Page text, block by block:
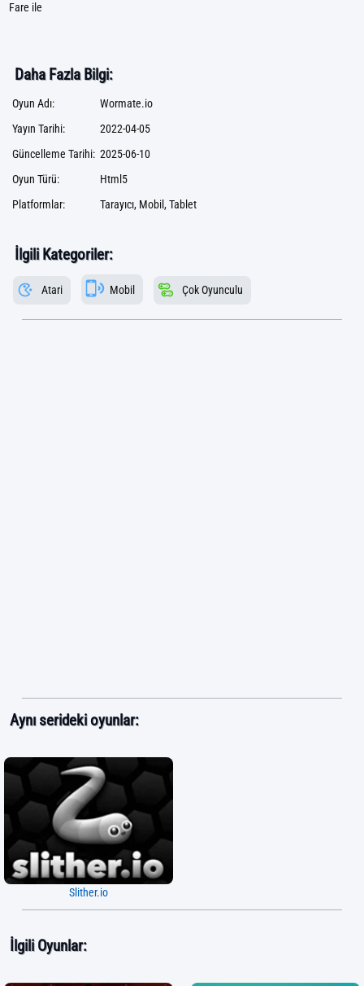
Fare ile
Daha Fazla Bilgi:
Oyun Adı:
Wormate.io
Yayın Tarihi:
2022-04-05
Güncelleme Tarihi: 2025-06-10
Oyun Türü:
Html5
Platformlar:
Tarayıcı, Mobil, Tablet
İlgili Kategoriler:
Atari Mobil Çok Oyunculu
Aynı serideki oyunlar:
Slither.io
İlgili Oyunlar: